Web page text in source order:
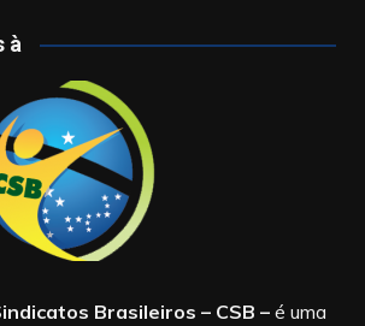
à
Brasileiros – CSB –é uma